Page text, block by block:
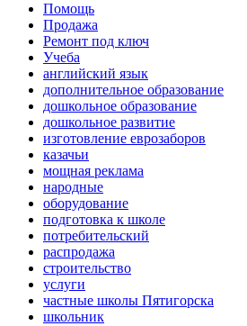
Помощь
Продажа
Ремонт под ключ
Учеба
английский язык
дополнительное образование
дошкольное образование
дошкольное развитие
изготовление еврозаборов
казачьи
мощная реклама
народные
оборудование
подготовка к школе
потребительский
распродажа
строительство
услуги
частные школы Пятигорска
школьник